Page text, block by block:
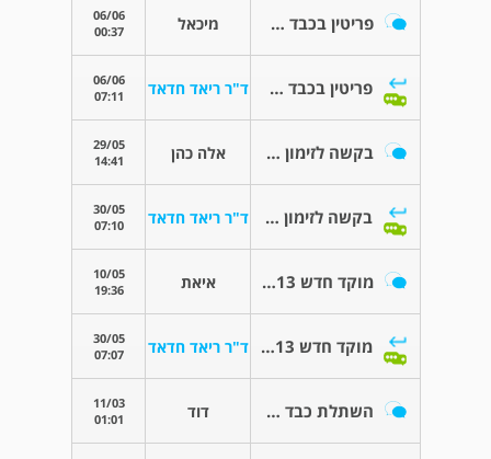
פריטין בכבד שומני מיכאל
06/06
00:37
פריטין בכבד שומני ד"ר ריאד חדאד
06/06
07:11
בקשה לזימון תור אצלך אלה כהן
29/05
14:41
בקשה לזימון תור אצלך ד"ר ריאד חדאד
30/05
07:10
מוקד חדש 13 ממ בכיפת הכבד החשוד לפיזור משני איאת
10/05
19:36
מוקד חדש 13 ממ בכיפת הכבד החשוד לפיזור משני ד"ר ריאד חדאד
30/05
07:07
השתלת כבד בחולי סרטן המעי עם גרורות כבד דוד
11/03
01:01